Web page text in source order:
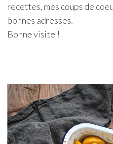
recettes, mes coups de
bonnes adresses.
Bonne visite !